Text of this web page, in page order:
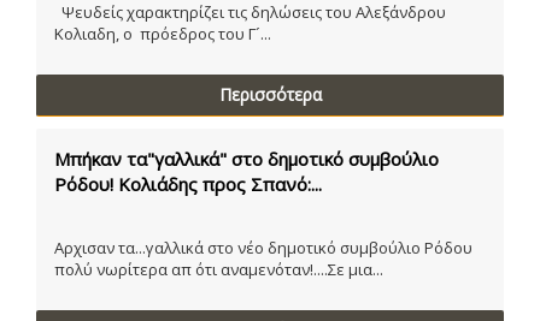
Ψευδείς χαρακτηρίζει τις δηλώσεις του Αλεξάνδρου
Κολιαδη, ο πρόεδρος του Γ´...
Περισσότερα
Μπήκαν τα"γαλλικά" στο δημοτικό συμβούλιο
Ρόδου! Κολιάδης προς Σπανό:...
Αρχισαν τα...γαλλικά στο νέο δημοτικό συμβούλιο Ρόδου
πολύ νωρίτερα απ ότι αναμενόταν!....Σε μια...